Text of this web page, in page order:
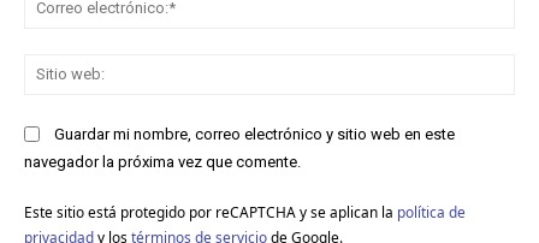
Guardar mi nombre, correo electrónico y sitio web en este
navegador la próxima vez que comente.
Este sitio está protegido por reCAPTCHA y se aplican la política de
privacidady los términos de serviciode Google.